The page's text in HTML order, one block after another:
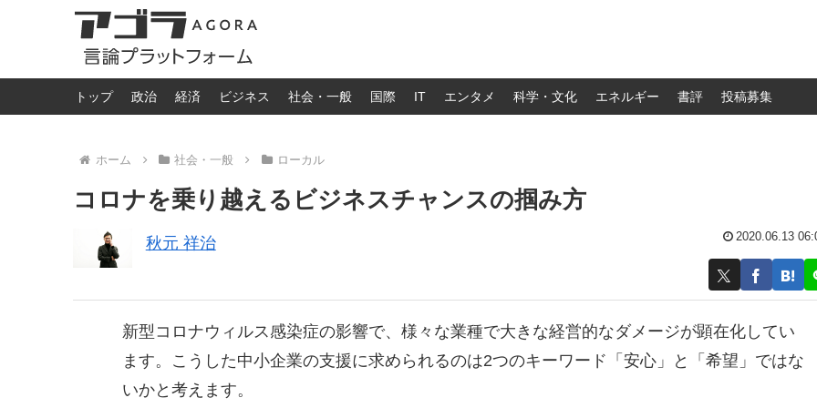
トップ 政治 経済 ビジネス 社会・一般 国際 IT エンタメ 科学・文化 エネルギー 書評 投稿募集
ホーム 社会・一般 ローカル
コロナを乗り越えるビジネスチャンスの掴み方
秋元 祥治 2020.06.13
新型コロナウィルス感染症の影響で、様々な業種で大きな経営的なダメージが顕在化してい
ます。こうした中小企業の支援に求められるのは2つのキーワード「安心」と「希望」ではな
いかと考えます。